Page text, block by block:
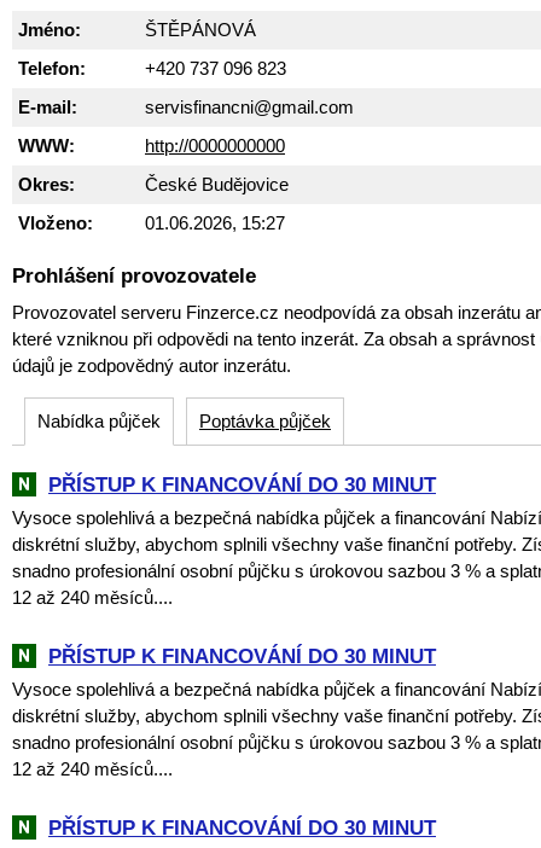
Jméno:
ŠTĚPÁNOVÁ
Telefon:
+420 737 096 823
E-mail:
servisfinancni@gmail.com
WWW:
http://0000000000
Okres:
České Budějovice
Vloženo:
01.06.2026, 15:27
Prohlášení provozovatele
Provozovatel serveru Finzerce.cz neodpovídá za obsah inzerátu
které vzniknou při odpovědi na tento inzerát. Za obsah a
údajů je zodpovědný autor inzerátu.
Nabídka půjček Poptávka půjček
PŘÍSTUP K FINANCOVÁNÍ DO 30 MINUT
Vysoce spolehlivá a bezpečná nabídka půjček a financování
diskrétní služby, abychom splnili všechny vaše finanční potřeby.
snadno profesionální osobní půjčku s úrokovou sazbou 3 % a
12 až 240 měsíců....
PŘÍSTUP K FINANCOVÁNÍ DO 30 MINUT
Vysoce spolehlivá a bezpečná nabídka půjček a financování
diskrétní služby, abychom splnili všechny vaše finanční potřeby.
snadno profesionální osobní půjčku s úrokovou sazbou 3 % a
12 až 240 měsíců....
PŘÍSTUP K FINANCOVÁNÍ DO 30 MINUT